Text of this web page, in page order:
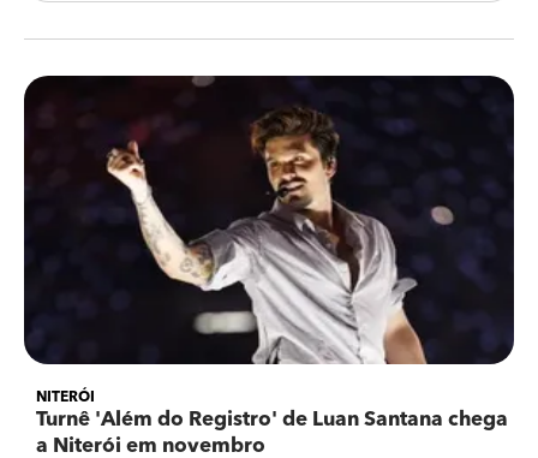
NITERÓI
Turnê 'Além do Registro' de Luan Santana chega
a Niterói em novembro